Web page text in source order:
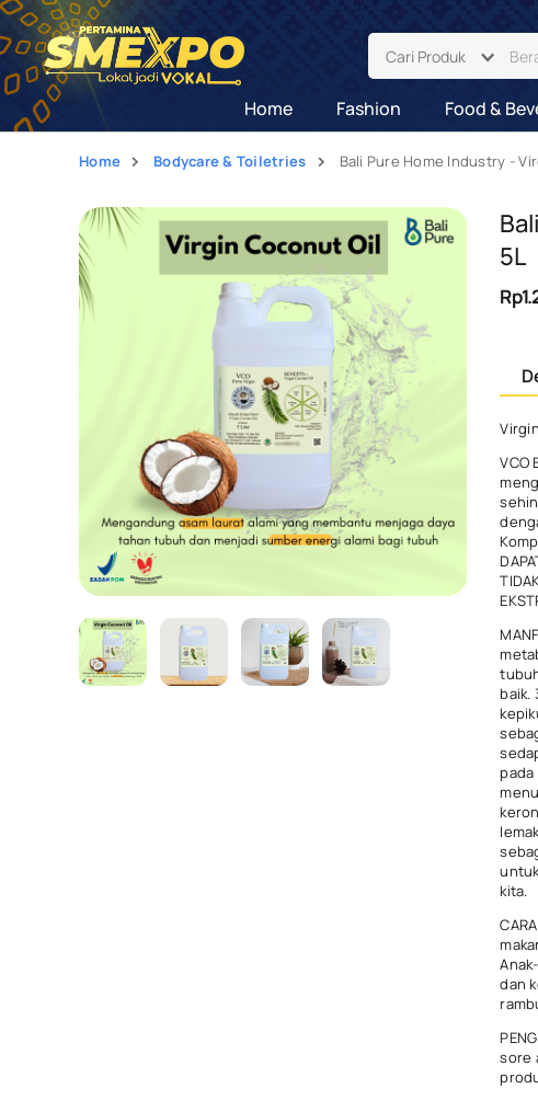
Cari Produk
Home Fashion Food &
Home Bodycare & Toiletries Bali Pure Home Industry -
5L
VCO
baik.
kita.
dan
sore